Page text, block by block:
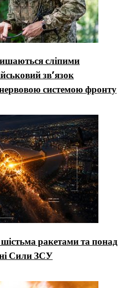
сліпими
зв’язок
системою фронту
ракетами та понад
Сили ЗСУ